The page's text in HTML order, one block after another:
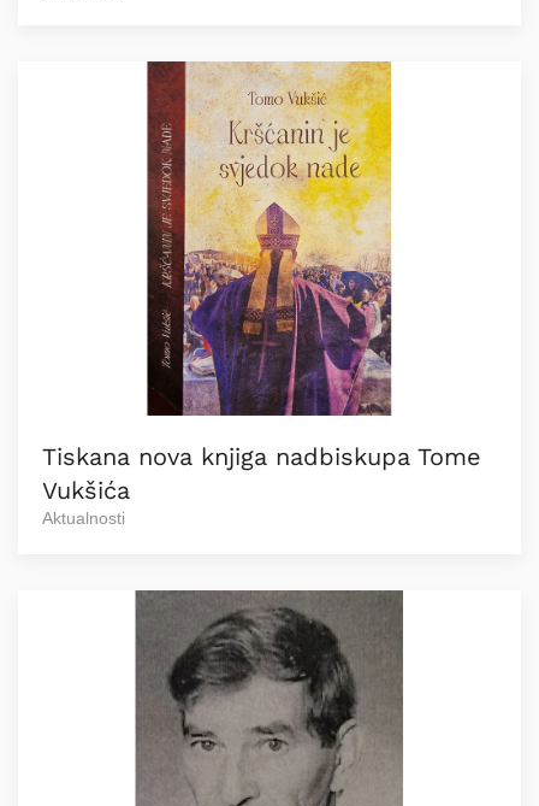
Tiskana nova knjiga nadbiskupa Tome
Vukšića
Aktualnosti